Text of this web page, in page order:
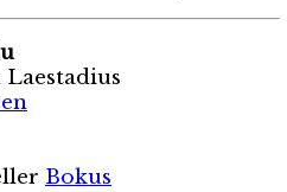
Bokus